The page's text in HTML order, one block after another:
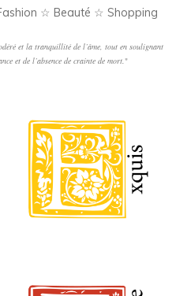
☆ Beauté ☆ Shopping
et la tranquillité de l’âme, tout en soulignant
et de l’absence de crainte de mort."